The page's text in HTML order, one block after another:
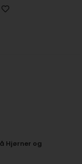
Hjørner og